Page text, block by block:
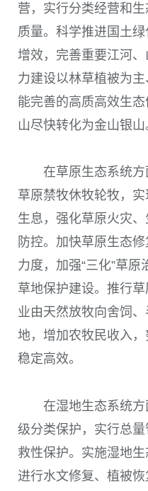
营，实行分类经营和
质量。科学推进国土
增效，完善重要江河
力建设以林草植被为
能完善的高质高效生
山尽快转化为金山银山
在草原生态系统
草原禁牧休牧轮牧，
生息，强化草原火灾
防控。加快草原生态
力度，加强“三化”草
草地保护建设。推行
业由天然放牧向舍饲
地，增加农牧民收入
稳定高效。
在湿地生态系统
级分类保护，实行总
救性保护。实施湿地
进行水文修复、植被